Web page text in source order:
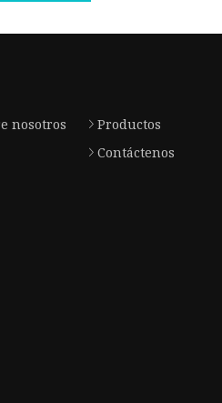
nosotros
Productos
Contáctenos